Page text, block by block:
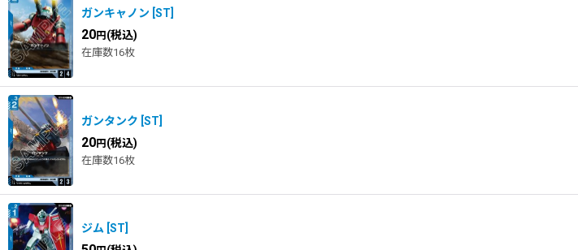
ガンキャノン ST
20円 (税込)
在庫数16枚
ガンタンク ST
20円 (税込)
在庫数16枚
ジム ST